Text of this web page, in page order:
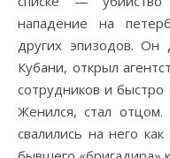
нападение на
других эпизодов. Он
Кубани, открыл
сотрудников и
Женился, стал
свалились на него